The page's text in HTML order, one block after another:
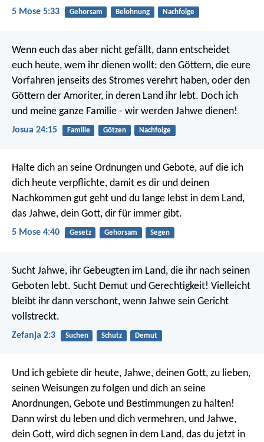
5 Mose 5:33 Gehorsam Belohnung Nachfolge
Wenn euch das aber nicht gefällt, dann entscheidet
euch heute, wem ihr dienen wollt: den Göttern, die eure
Vorfahren jenseits des Stromes verehrt haben, oder den
Göttern der Amoriter, in deren Land ihr lebt. Doch ich
und meine ganze Familie - wir werden Jahwe dienen!
Josua 24:15 Familie Götzen Nachfolge
Halte dich an seine Ordnungen und Gebote, auf die ich
dich heute verpflichte, damit es dir und deinen
Nachkommen gut geht und du lange lebst in dem Land,
das Jahwe, dein Gott, dir für immer gibt.
5 Mose 4:40 Gesetz Gehorsam Segen
Sucht Jahwe, ihr Gebeugten im Land, die ihr nach seinen
Geboten lebt. Sucht Demut und Gerechtigkeit! Vielleicht
bleibt ihr dann verschont, wenn Jahwe sein Gericht
vollstreckt.
Zefanja 2:3 Suchen Schutz Demut
Und ich gebiete dir heute, Jahwe, deinen Gott, zu lieben,
seinen Weisungen zu folgen und dich an seine
Anordnungen, Gebote und Bestimmungen zu halten!
Dann wirst du leben und dich vermehren, und Jahwe,
dein Gott, wird dich segnen in dem Land, das du jetzt in